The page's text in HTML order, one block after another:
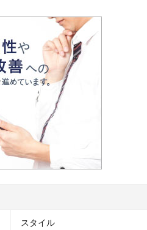
スタイル